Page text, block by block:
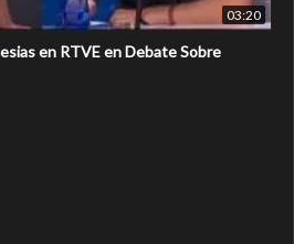
03:20
en RTVE en Debate Sobre